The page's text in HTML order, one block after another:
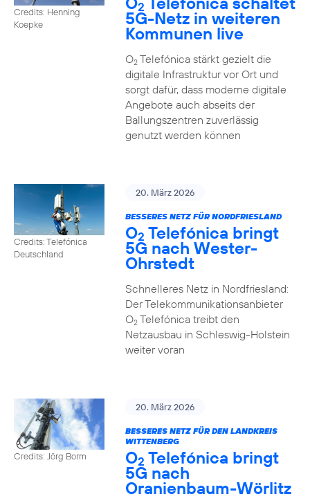
Credits: Henning
Koepke
2
5G-Netz in weiteren
Kommunen live
O2Telefónica stärkt gezielt die
digitale Infrastruktur vor Ort und
sorgt dafür, dass moderne digitale
Angebote auch abseits der
Ballungszentren zuverlässig
genutzt werden können
Credits: Telefónica
Deutschland
20. März 2026
BESSERES NETZ FÜR NORDFRIESLAND
O2 Telefónica bringt
5G nach Wester-
Ohrstedt
Schnelleres Netz in Nordfriesland:
Der Telekommunikationsanbieter
O2Telefónica treibt den
Netzausbau in Schleswig-Holstein
weiter voran
Credits: Jörg Borm
20. März 2026
BESSERES NETZ FÜR DEN LANDKREIS
WITTENBERG
O2 Telefónica bringt
5G nach
Oranienbaum-Wörlitz